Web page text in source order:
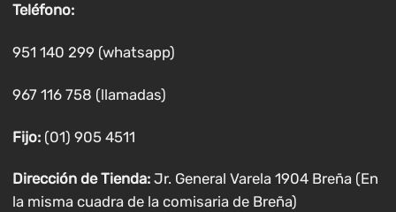
Teléfono:
951 140 299 (whatsapp)
967 116 758 (llamadas)
Fijo:(01) 905 4511
Dirección de Tienda: Jr. General Varela 1904 Breña (En
la misma cuadra de la comisaria de Breña)